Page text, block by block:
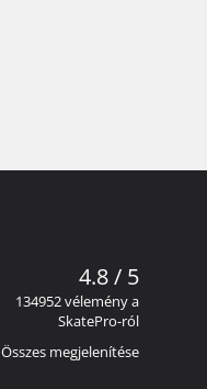
4.8 / 5
134952 vélemény a
SkatePro-ról
Összes megjelenítése